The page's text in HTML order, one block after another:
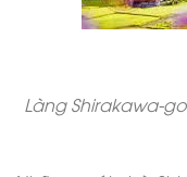
Làng Shirakawa-